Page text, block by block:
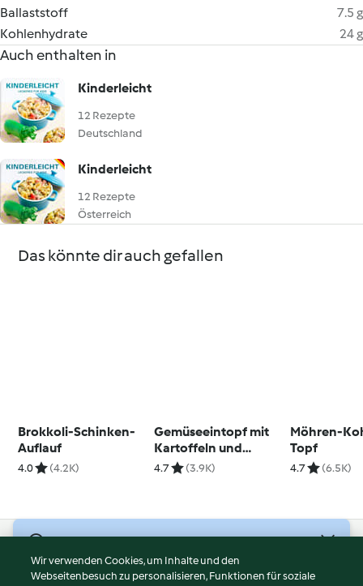
Ballaststoff
7.5 g
Kohlenhydrate
24 g
Auch enthalten in
Kinderleicht
12 Rezepte
Deutschland
Kinderleicht
12 Rezepte
Österreich
Das könnte dir auch gefallen
Brokkoli-Schinken-
Auflauf
4.0 (4.2K)
Gemüseeintopf mit
Kartoffeln und
Würstchen
4.7 (3.9K)
Möhren-
Topf
4.7 (6.5K)
Nutzungsbedingungen
Wir verwenden Cookies, um Inhalte und den
Webseitenbesuch zu personalisieren, Funktionen für soziale